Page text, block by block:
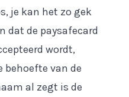
je kan het zo gek
dat de paysafecard
wordt,
behoefte van de
al zegt is de